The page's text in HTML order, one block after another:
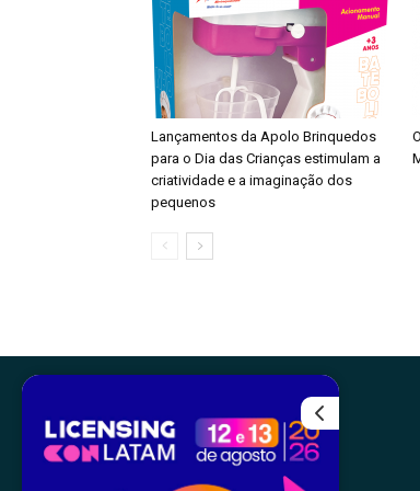
Lançamentos da Apolo Brinquedos
para o Dia das Crianças estimulam a
criatividade e a imaginação dos
pequenos